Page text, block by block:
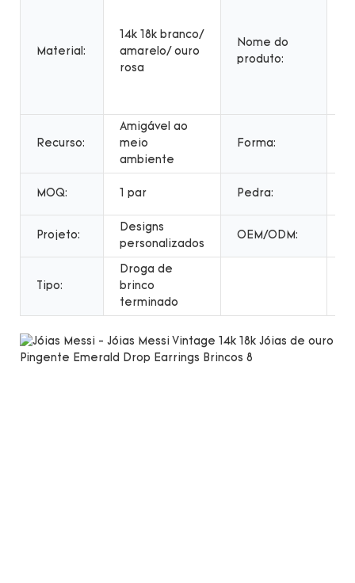
Material:
14k 18k branco/
amarelo/ ouro
rosa
Nome do
produto:
Recurso:
Amigável ao
meio
ambiente
Forma:
MOQ: 1 par Pedra:
Projeto:
Designs
personalizados
OEM/ODM:
Tipo:
Droga de
brinco
terminado